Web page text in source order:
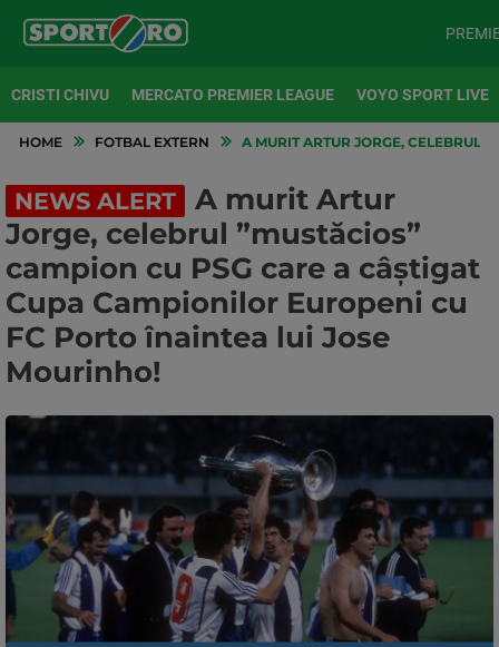
CRISTI CHIVU MERCATO PREMIER LEAGUE VOYO SPORT LIVE
HOME FOTBAL EXTERN A MURIT ARTUR JORGE, CELEBRUL
NEWS ALERT
A murit Artur
Jorge, celebrul ”mustăcios”
campion cu PSG care a câștigat
Cupa Campionilor Europeni cu
FC Porto înaintea lui Jose
Mourinho!